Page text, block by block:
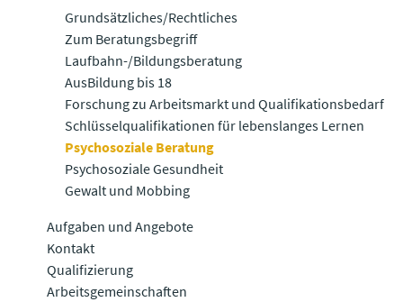
Grundsätzliches/Rechtliches
Zum Beratungsbegriff
Laufbahn-/Bildungsberatung
AusBildung bis 18
Forschung zu Arbeitsmarkt und Qualifikationsbedarf
Schlüsselqualifikationen für lebenslanges Lernen
Psychosoziale Beratung
Psychosoziale Gesundheit
Gewalt und Mobbing
Aufgaben und Angebote
Kontakt
Qualifizierung
Arbeitsgemeinschaften